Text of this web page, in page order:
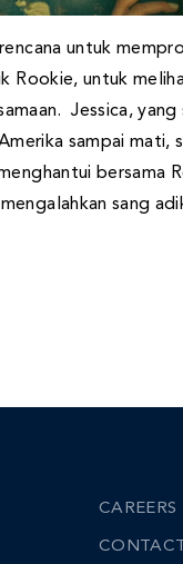
untuk
Rookie, untuk
Jessica, yang
sampai mati,
bersama
sang
CAREERS